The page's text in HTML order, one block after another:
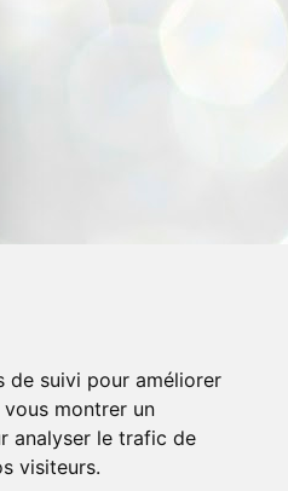
de suivi pour améliorer
montrer un
analyser le trafic de
visiteurs.